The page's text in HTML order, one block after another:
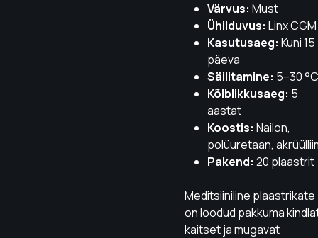
Värvus: Must
Ühilduvus: Linx CGM
Kasutusaeg: Kuni 15
päeva
Säilitamine: 5–30 °C
Kõlblikkusaeg: 5
aastat
Koostis: Nailon,
polüuretaan,
Pakend: 20 plaastrit
Meditsiiniline plaastrikate
on loodud pakkuma
kaitset ja mugavat